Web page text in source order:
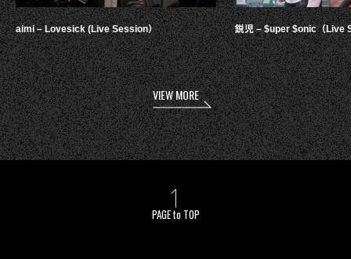
aimi – Lovesick (Live Session） 鋭児 – $uper $onic（Live
VIEW MORE
PAGE to TOP